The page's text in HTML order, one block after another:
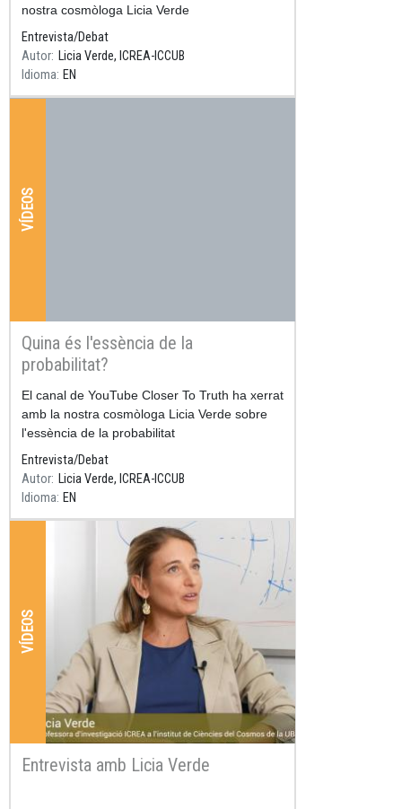
nostra cosmòloga Licia Verde
Entrevista/Debat
Autor Licia Verde, ICREA-ICCUB
Idioma EN
VÍDEOS
Quina és l'essència de la
probabilitat?
Resum
El canal de YouTube Closer To Truth ha xerrat
amb la nostra cosmòloga Licia Verde sobre
l'essència de la probabilitat
Entrevista/Debat
Autor Licia Verde, ICREA-ICCUB
Idioma EN
VÍDEOS
Entrevista amb Licia Verde